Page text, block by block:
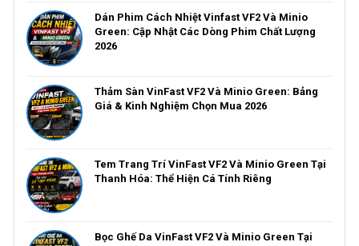
Dán Phim Cách Nhiệt Vinfast VF2 Và Minio
Green: Cập Nhật Các Dòng Phim Chất Lượng
2026
Thảm Sàn VinFast VF2 Và Minio Green: Bảng
Giá & Kinh Nghiệm Chọn Mua 2026
Tem Trang Trí VinFast VF2 Và Minio Green Tại
Thanh Hóa: Thể Hiện Cá Tính Riêng
Bọc Ghế Da VinFast VF2 Và Minio Green Tại